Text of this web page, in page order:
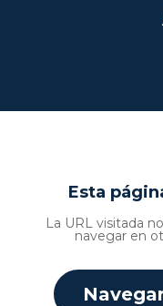
Esta
La URL visitada
navegar en